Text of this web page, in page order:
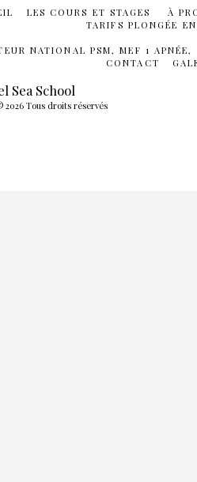
Sea School
Tous droits réservés
LES COURS ET STAGES
À
TARIFS PLONGÉE
NATIONAL PSM, MEF 1
CONTACT